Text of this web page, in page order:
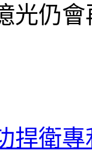
光仍
捍衛專